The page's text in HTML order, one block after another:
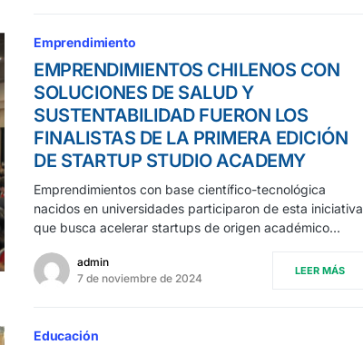
Emprendimiento
EMPRENDIMIENTOS CHILENOS CON
SOLUCIONES DE SALUD Y
SUSTENTABILIDAD FUERON LOS
FINALISTAS DE LA PRIMERA EDICIÓN
DE STARTUP STUDIO ACADEMY
Emprendimientos con base científico-tecnológica
nacidos en universidades participaron de esta iniciativa
que busca acelerar startups de origen académico…
admin
7 de noviembre de 2024
LEER MÁS
Educación